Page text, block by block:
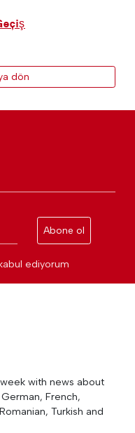
dön
Abone ol
ediyorum
with news about
French,
Turkish and